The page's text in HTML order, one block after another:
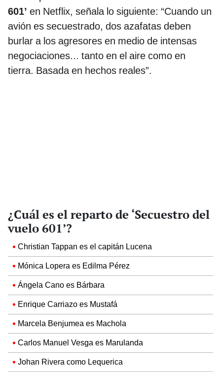
601’ en Netflix, señala lo siguiente: “Cuando un
avión es secuestrado, dos azafatas deben
burlar a los agresores en medio de intensas
negociaciones... tanto en el aire como en
tierra. Basada en hechos reales”.
¿Cuál es el reparto de ‘Secuestro del
vuelo 601’?
Christian Tappan es el capitán Lucena
Mónica Lopera es Edilma Pérez
Ángela Cano es Bárbara
Enrique Carriazo es Mustafá
Marcela Benjumea es Machola
Carlos Manuel Vesga es Marulanda
Johan Rivera como Lequerica